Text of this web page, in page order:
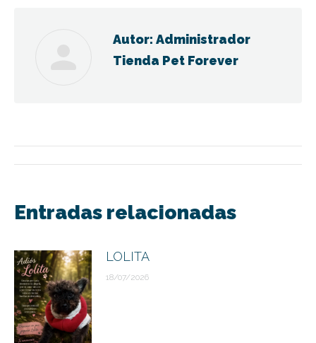
Autor: Administrador
Tienda Pet Forever
Navegación
entre
Entradas relacionadas
LOLITA
18/07/2026